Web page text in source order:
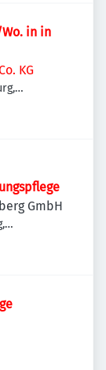
in in
KG
GmbH